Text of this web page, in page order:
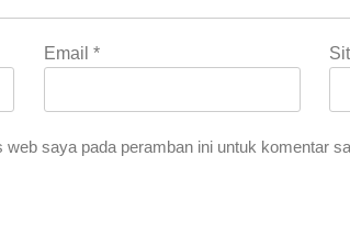
Email *
web saya pada peramban ini untuk komentar